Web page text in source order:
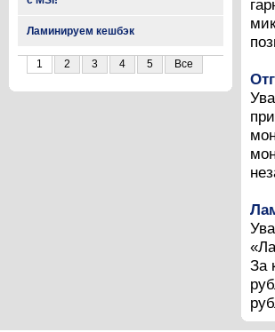
Ламинируем кешбэк
1 2 3 4 5 Все
За